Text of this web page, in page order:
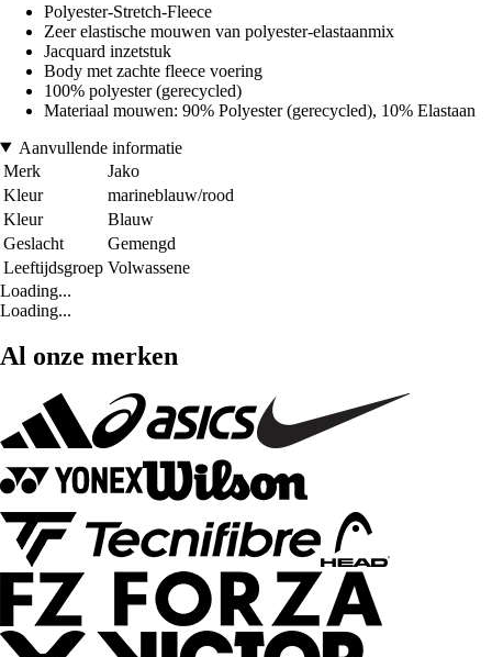
Polyester-Stretch-Fleece
Zeer elastische mouwen van polyester-elastaanmix
Jacquard inzetstuk
Body met zachte fleece voering
100% polyester (gerecycled)
Materiaal mouwen: 90% Polyester (gerecycled), 10% Elastaan
Aanvullende informatie
Merk
Jako
Kleur
marineblauw/rood
Kleur
Blauw
Geslacht
Gemengd
Leeftijdsgroep Volwassene
Loading...
Loading...
Al onze merken